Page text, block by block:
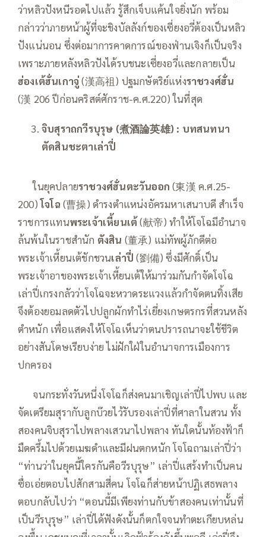
ว่าหลิวปังหนีรอดไปแล้ว รู้สึกเจ็บแค้นใจยิ่งนัก พร้อม
กล่าวว่าภายหน้าผู้ที่จะชิงบัลลังก์ของเซี่ยงอวี่ต้องเป็นหลิว
ปังแน่นอน ซึ่งต่อมาการคาดการณ์ของฟ่านเจิงก็เป็นจริง
เพราะภายหลังหลิวปังได้รบชนะเซี่ยงอวี่และกลายเป็น
ฮ่องเต้ฮั่นเกาจู่(漢高祖) ปฐมกษัตริย์แห่งราชวงศ์ฮั่น
(漢 206 ปีก่อนคริสต์ศักราช-ค.ศ.220) ในที่สุด
จิบสุราถกวีรบุรุษ (煮酒論英雄) : บทสนทนา
ตัดสินชะตาเล่าปี่
—–ในยุคปลายราชวงศ์ฮั่นตะวันออก (東漢 ค.ศ.25-
200)โจโฉ (曹操) ดำรงตำแหน่งอัครมหาเสนาบดี สำเร็จ
ราชการแทนพระเจ้าเหี้ยนเต้(献帝) ทำให้โจโฉมีอำนาจ
ล้นพ้นในราชสำนัก ตังสิน (董承) แม่ทัพผู้ภักดีต่อ
พระเจ้าเหี้ยนเต้ชักชวนเล่าปี่ (劉備) ซึ่งมีศักดิ์เป็น
พระเจ้าอาของพระเจ้าเหี้ยนเต้ให้มาร่วมกันกำจัดโจโฉ
เล่าปี่เกรงกลัวว่าโจโฉจะหวาดระแวงแล้วกำจัดตนทิ้งเสีย
จึงต้องยอมลดตัวไปปลูกผักทำไร่เยี่ยงเกษตรกรที่สวนหลัง
ตำหนัก เพื่อแสดงให้โจโฉเห็นว่าตนปรารถนาจะใช้ชีวิต
อย่างสันโดษเรียบง่าย ไม่ฝักใฝ่ในอำนาจการเมืองการ
ปกครอง
จนกระทั่งวันหนึ่งโจโฉก็ส่งคนมาเชิญเล่าปี่ไปพบ และ
จัดเตรียมสุรากับลูกบ๊วยไว้รับรองเล่าปี่ที่ศาลาในสวน ทั้ง
สองคนจิบสุราไปพลางเสวนาไปพลาง ทันใดนั้นท้องฟ้าก็
มืดครึ้มไปด้วยเมฆดำและมีฝนตกหนัก โจโฉถามเล่าปี่ว่า
“ท่านว่าในยุคนี้ใครกันคือวีรบุรุษ” เล่าปี่แสร้งทำเป็นคน
ซื่อเอ่ยตอบไปสักสามสี่คน โจโฉก็ส่ายหน้าปฏิเสธพลาง
ตอบกลับไปว่า “ตอนนี้มีเพียงท่านกับข้าสองคนเท่านั้นที่
เป็นวีรบุรุษ” เล่าปี่ได้ฟังดังนั้นก็ตกใจจนทำตะเกียบหล่น